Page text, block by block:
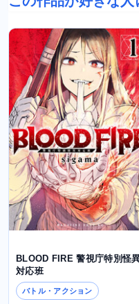
BLOOD FIRE 警視庁特別怪
対応班
バトル・アクション